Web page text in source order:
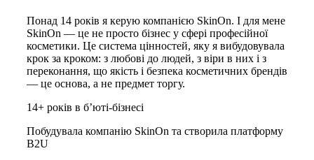
Понад 14 років я керую компанією SkinOn. І для мене
SkinOn — це не просто бізнес у сфері професійної
косметики. Це система цінностей, яку я вибудовувала
крок за кроком: з любові до людей, з віри в них і з
переконання, що якість і безпека косметичних брендів
— це основа, а не предмет торгу.
14+ років в бʼюті-бізнесі
Побудувала компанію SkinOn та створила платформу
B2U